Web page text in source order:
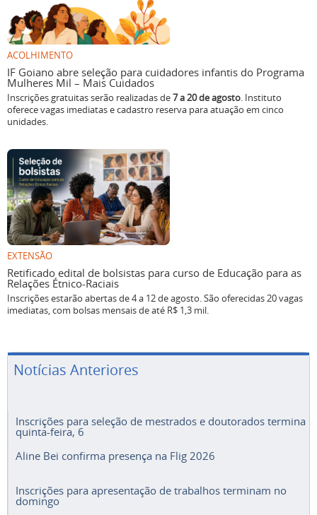
ACOLHIMENTO
IF Goiano abre seleção para cuidadores infantis do Programa
Mulheres Mil – Mais Cuidados
Inscrições gratuitas serão realizadas de7 a 20 de agosto. Instituto
oferece vagas imediatas e cadastro reserva para atuação em cinco
unidades.
EXTENSÃO
Retificado edital de bolsistas para curso de Educação para as
Relações Étnico-Raciais
Inscrições estarão abertas de 4 a 12 de agosto. São oferecidas 20 vagas
imediatas, com bolsas mensais de até R$ 1,3 mil.
Notícias Anteriores
Inscrições para seleção de mestrados e doutorados termina
quinta-feira, 6
Aline Bei confirma presença na Flig 2026
Inscrições para apresentação de trabalhos terminam no
domingo